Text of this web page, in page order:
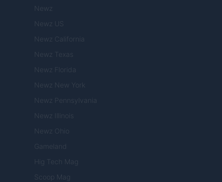
Newz
Newz US
Newz California
Newz Texas
Newz Florida
Newz New York
Newz Pennsylvania
Newz Illinois
Newz Ohio
Gameland
Hig Tech Mag
Scoop Mag